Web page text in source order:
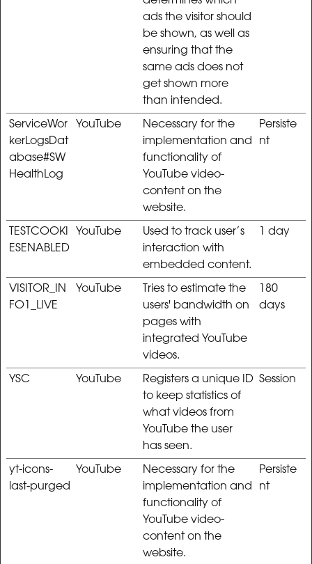
ads the visitor should
be shown, as well as
ensuring that the
same ads does not
get shown more
than intended.
ServiceWor
kerLogsDat
abase#SW
HealthLog
YouTube
Necessary for the
implementation and
functionality of
YouTube video-
content on the
website.
Persiste
nt
TESTCOOKI
ESENABLED
YouTube
Used to track user’s
interaction with
embedded content.
1 day
VISITOR_IN
FO1_LIVE
YouTube
Tries to estimate the
users' bandwidth on
pages with
integrated YouTube
videos.
180
days
YSC YouTube
Registers a unique ID
to keep statistics of
what videos from
YouTube the user
has seen.
Session
yt-icons-
last-purged
YouTube
Necessary for the
implementation and
functionality of
YouTube video-
content on the
website.
Persiste
nt